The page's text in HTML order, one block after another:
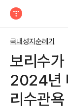
국내성지순례기
보리수
2024년
리수관욕